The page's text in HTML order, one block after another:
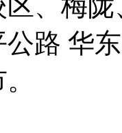
路 华